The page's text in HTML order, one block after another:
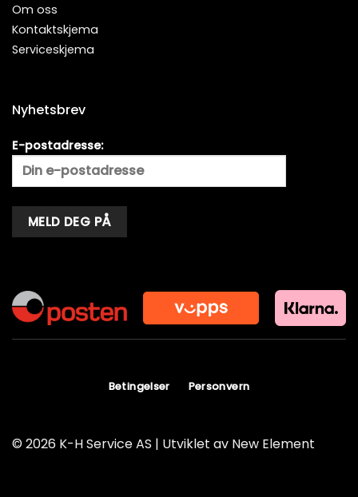
Om oss
Kontaktskjema
Serviceskjema
Nyhetsbrev
E-postadresse:
© 2026 K-H Service AS | Utviklet av New Element
Betingelser Personvern